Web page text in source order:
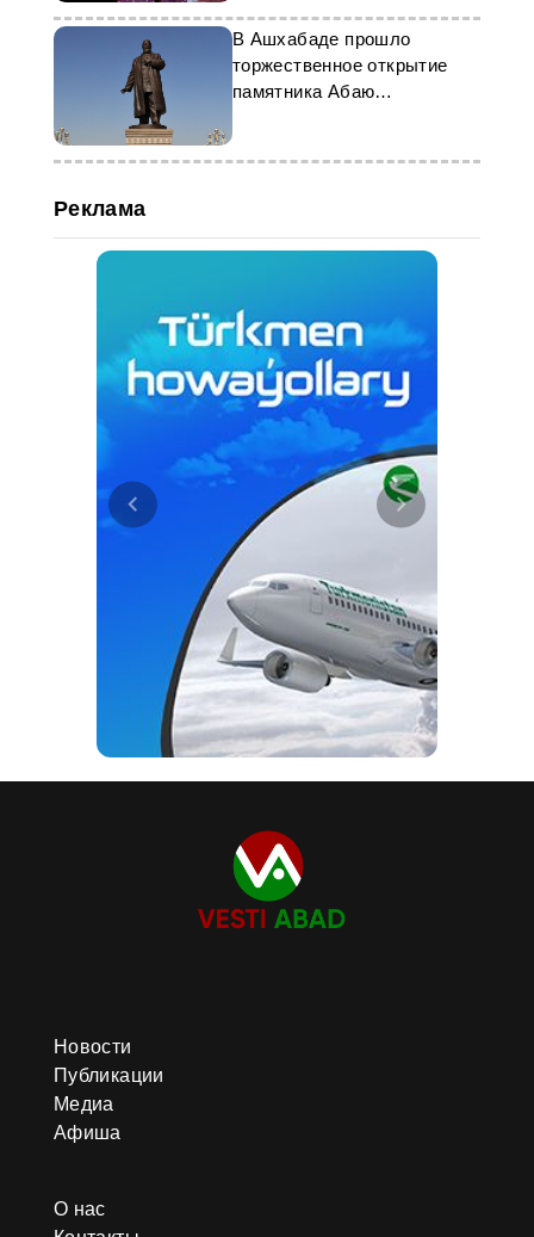
В Ашхабаде прошло
торжественное открытие
памятника Абаю
Реклама
Новости
Публикации
Медиа
Афиша
О нас